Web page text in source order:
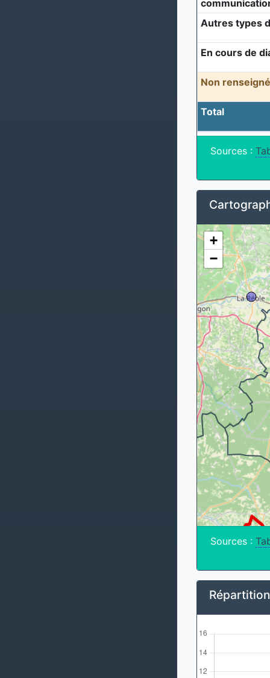
Autres types
En cours de
Non
Total
Sources :
+
−
Sources :